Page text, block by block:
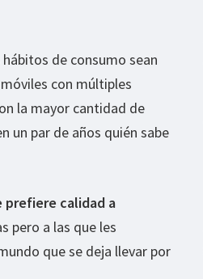
de consumo sean
con múltiples
la mayor cantidad de
un par de años quién sabe
prefiere calidad a
pero a las que les
que se deja llevar por